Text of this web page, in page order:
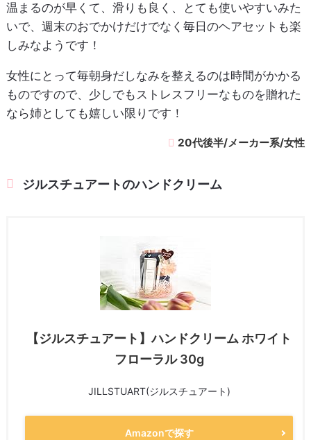
温まるのが早くて、滑りも良く、とても使いやすいみた
いで、週末のおでかけだけでなく毎日のヘアセットも楽
しみなようです！
女性にとって毎朝身だしなみを整えるのは時間がかかる
ものですので、少しでもストレスフリーなものを贈れた
なら姉としても嬉しい限りです！
20代後半/メーカー系/女性
ジルスチュアートのハンドクリーム
【ジルスチュアート】ハンドクリーム ホワイト
フローラル 30g
JILLSTUART(ジルスチュアート)
Amazonで探す